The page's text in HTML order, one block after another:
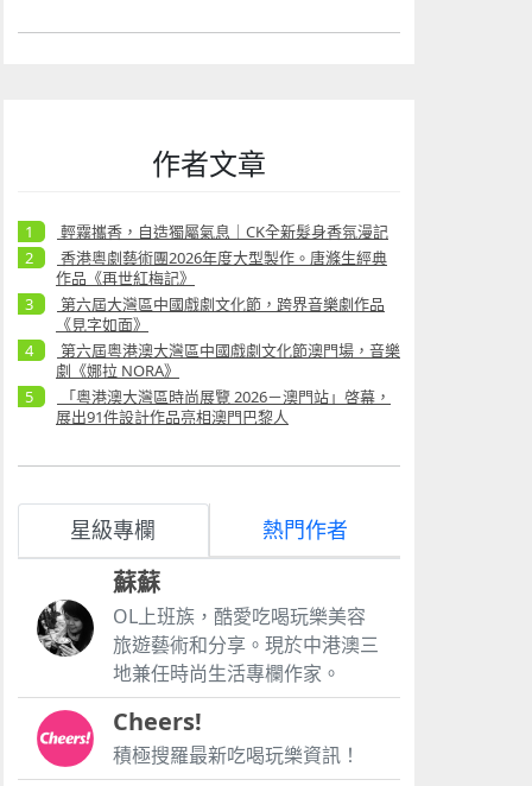
作者文章
輕霧攜香，自造獨屬氣息｜CK全新髮身香氛漫記
香港粵劇藝術團2026年度大型製作。唐滌生經典
作品《再世紅梅記》
第六屆大灣區中國戲劇文化節，跨界音樂劇作品
《見字如面》
第六屆粵港澳大灣區中國戲劇文化節澳門場，音樂
劇《娜拉 NORA》
「粵港澳大灣區時尚展覽 2026－澳門站」啓幕，
展出91件設計作品亮相澳門巴黎人
星級專欄 熱門作者
蘇蘇
OL上班族，酷愛吃喝玩樂美容
旅遊藝術和分享。現於中港澳三
地兼任時尚生活專欄作家。
Cheers!
積極搜羅最新吃喝玩樂資訊！